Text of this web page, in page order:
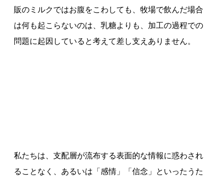
販のミルクではお腹をこわしても、牧場で飲んだ場合
は何も起こらないのは、乳糖よりも、加工の過程での
問題に起因していると考えて差し支えありません。
私たちは、支配層が流布する表面的な情報に惑わされ
ることなく、あるいは「感情」「信念」といったうた